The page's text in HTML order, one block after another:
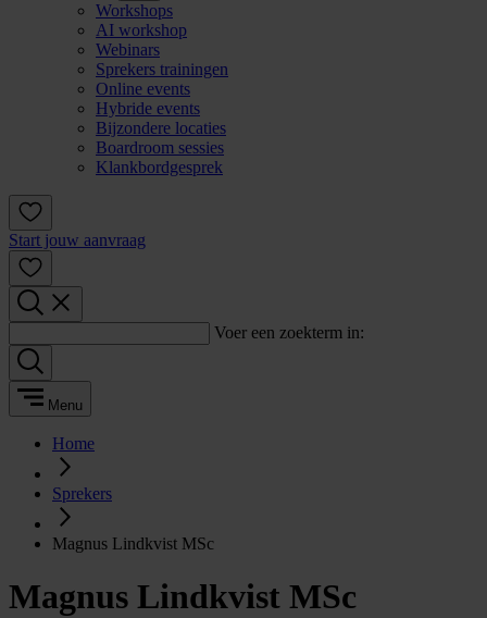
Workshops
AI workshop
Webinars
Sprekers trainingen
Online events
Hybride events
Bijzondere locaties
Boardroom sessies
Klankbordgesprek
Start jouw aanvraag
Voer een zoekterm in:
Menu
Home
Sprekers
Magnus Lindkvist MSc
Magnus Lindkvist MSc